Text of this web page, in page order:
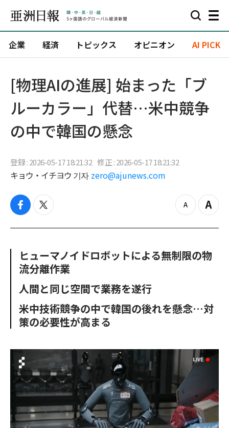
企業 経済 トピックス オピニオン AI PICK
[物理AIの進展] 始まった「ブ
ルーカラー」代替…米中競争
の中で韓国の懸念
登録 : 2026-05-17 18:21:32 修正 : 2026-05-17 18:21:32
キョウ・イチヨウ 기자 zero@ajunews.com
f
c
o
o
k
t
i
e
r
z
o
u
Z
o
n
ヒューマノイドロボットによる無制限の物
流分離作業
人間と同じ空間で業務を遂行
米中技術競争の中で韓国の後れを懸念…対
策の必要性が高まる